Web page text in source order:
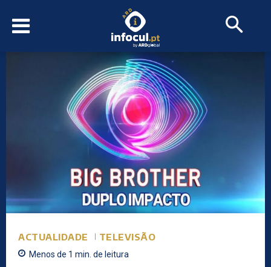
ACTUALIDADE TELEVISÃO
Menos de 1 min. de leitura